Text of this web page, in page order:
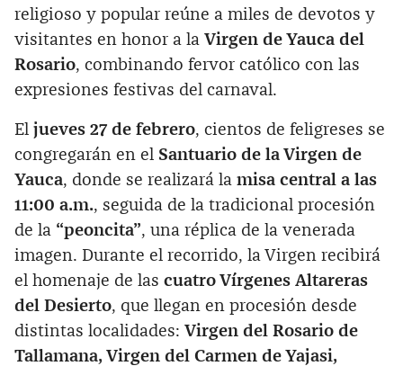
religioso y popular reúne a miles de devotos y
visitantes en honor a la Virgen de Yauca del
Rosario, combinando fervor católico con las
expresiones festivas del carnaval.
El jueves 27 de febrero, cientos de feligreses se
congregarán en el Santuario de la Virgen de
Yauca, donde se realizará la misa central a las
11:00 a.m., seguida de la tradicional procesión
de la “peoncita”, una réplica de la venerada
imagen. Durante el recorrido, la Virgen recibirá
el homenaje de las cuatro Vírgenes Altareras
del Desierto, que llegan en procesión desde
distintas localidades: Virgen del Rosario de
Tallamana, Virgen del Carmen de Yajasi,